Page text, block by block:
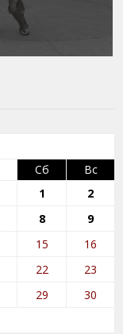
Сб
Вс
1
2
8
9
15
16
22
23
29
30